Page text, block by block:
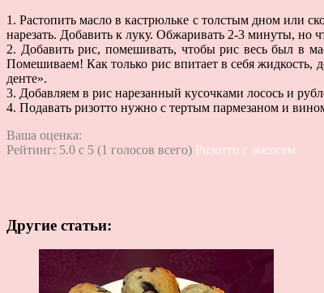
1. Растопить масло в кастрюльке с толстым дном или
нарезать. Добавить к луку. Обжаривать 2-3 минуты, но
2. Добавить рис, помешивать, чтобы рис весь был в
Помешиваем! Как только рис впитает в себя жидкость,
денте».
3. Добавляем в рис нарезанный кусочками лосось и
4. Подавать ризотто нужно с тертым пармезаном и
Ваша оценка:
Рейтинг: 5.0 c 5 (1 голосов всего) Ризотто с лососем
Другие статьи: